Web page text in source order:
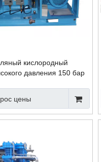
кислородный
давления 150 бар
цены